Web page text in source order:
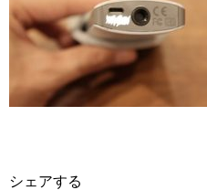
シェアする